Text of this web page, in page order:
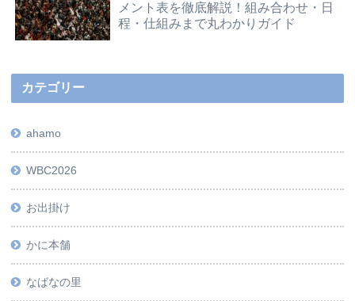
メント表を徹底解説！組み合わせ・日
程・仕組みまで丸わかりガイド
カテゴリー
ahamo
WBC2026
お出掛け
かに本舗
なばなの里